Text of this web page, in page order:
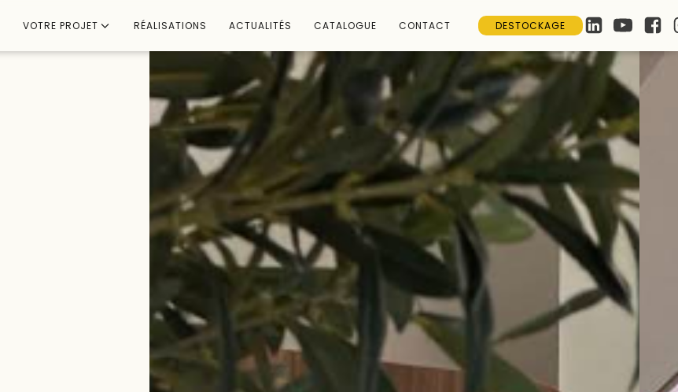
VOTRE PROJET RÉALISATIONS ACTUALITÉS CATALOGUE CONTACT DESTOCKAGE